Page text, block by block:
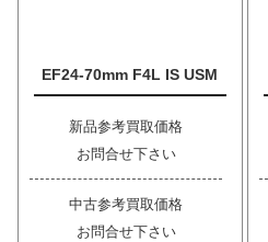
EF24-70mm F4L IS USM
新品参考買取価格
お問合せ下さい
中古参考買取価格
お問合せ下さい